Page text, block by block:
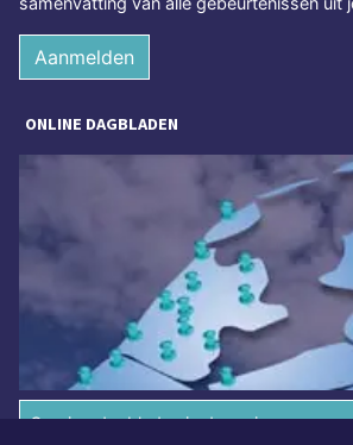
Aanmelden
ONLINE DAGBLADEN
Overige dagbladen in de regio